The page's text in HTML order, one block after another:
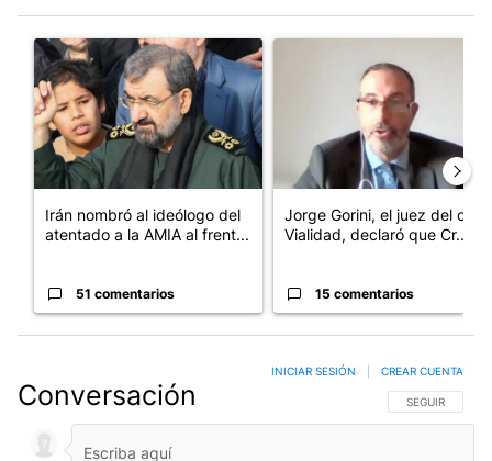
Un artículo de tendencia con el título "Irán nombró al ideólogo
Irán nombró al ideólogo del
atentado a la AMIA al frent...
51 comentarios
Jorge Gorini, el juez del caso
Vialidad, declaró que Cr...
15 comentarios
Conversación SIGA ESTA
SEGUIR
INICIAR SESIÓN CREAR CUENTA